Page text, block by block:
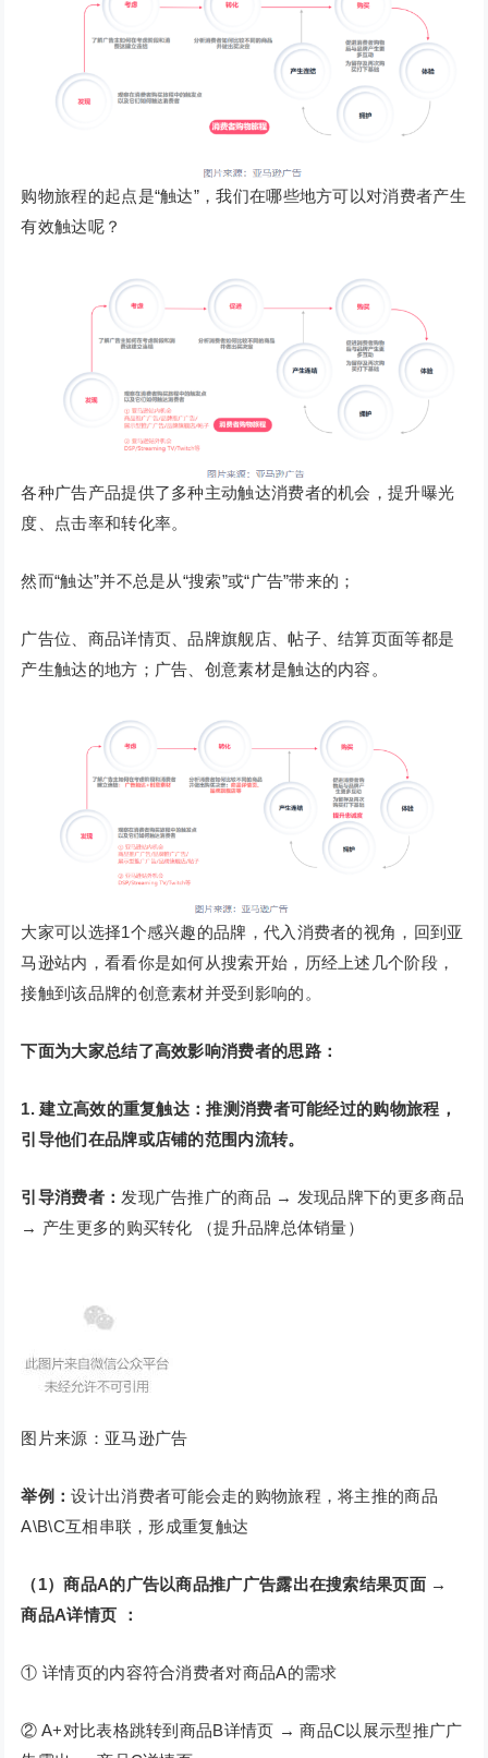
购物旅程的起点是“触达”，我们在哪些地方可以对消费者产生
有效触达呢？
各种广告产品提供了多种主动触达消费者的机会，提升曝光
度、点击率和转化率。
然而“触达”并不总是从“搜索”或“广告”带来的；
广告位、商品详情页、品牌旗舰店、帖子、结算页面等都是
产生触达的地方；广告、创意素材是触达的内容。
大家可以选择1个感兴趣的品牌，代入消费者的视角，回到亚
马逊站内，看看你是如何从搜索开始，历经上述几个阶段，
接触到该品牌的创意素材并受到影响的。
下面为大家总结了高效影响消费者的思路：
1. 建立高效的重复触达：推测消费者可能经过的购物旅程，
引导他们在品牌或店铺的范围内流转。
引导消费者： 发现广告推广的商品 → 发现品牌下的更多商品
→ 产生更多的购买转化 （提升品牌总体销量）
图片来源：亚马逊广告
举例：设计出消费者可能会走的购物旅程，将主推的商品
A\B\C互相串联，形成重复触达
（1）商品A的广告以商品推广广告露出在搜索结果页面 →
商品A详情页 ：
① 详情页的内容符合消费者对商品A的需求
② A+对比表格跳转到商品B详情页 → 商品C以展示型推广广